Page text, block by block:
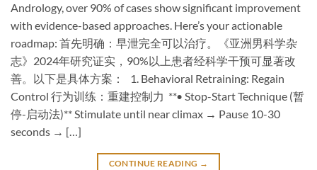
Andrology, ​over 90% of cases show significant improvement​
with evidence-based approaches. Here’s your actionable
roadmap: ​首先明确：早泄完全可以治疗。​​《亚洲男科学杂
志》2024年研究证实，​90%以上患者经科学干预可显著改
善。以下是具体方案： ​1. Behavioral Retraining: Regain
Control 行为训练：重建控制力 ​ ​**• Stop-Start Technique (暂
停-启动法)​**​ Stimulate until near climax → ​Pause 10-30
seconds​ → […]
CONTINUE READING →